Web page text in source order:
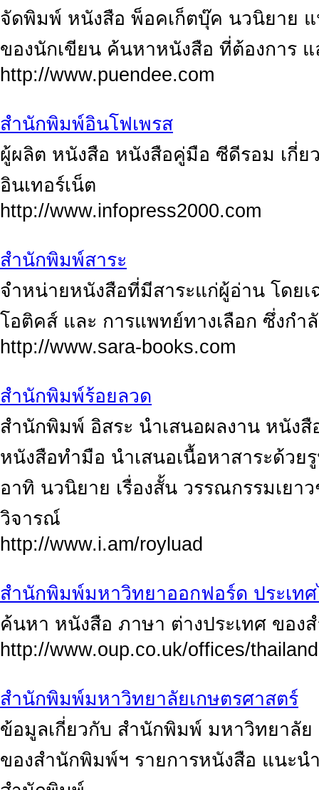
จัดพิมพ์ หนังสือ พ็อคเก็ตบุ๊ค นวนิยาย
ของนักเขียน ค้นหาหนังสือ ที่ต้องการ
http://www.puendee.com
สำนักพิมพ์อินโฟเพรส
ผู้ผลิต หนังสือ หนังสือคู่มือ ซีดีรอม เกี่ย
อินเทอร์เน็ต
http://www.infopress2000.com
สำนักพิมพ์สาระ
จำหน่ายหนังสือที่มีสาระแก่ผู้อ่าน โดย
โอติคส์ และ การแพทย์ทางเลือก ซึ่งก
http://www.sara-books.com
สำนักพิมพ์ร้อยลวด
สำนักพิมพ์ อิสระ นำเสนอผลงาน หนัง
หนังสือทำมือ นำเสนอเนื้อหาสาระด้วย
อาทิ นวนิยาย เรื่องสั้น วรรณกรรมเย
วิจารณ์
http://www.i.am/royluad
สำนักพิมพ์มหาวิทยาออกฟอร์ด ประเท
ค้นหา หนังสือ ภาษา ต่างประเทศ ของ
http://www.oup.co.uk/offices/thailand
สำนักพิมพ์มหาวิทยาลัยเกษตรศาสตร์
ข้อมูลเกี่ยวกับ สำนักพิมพ์ มหาวิทยาลั
ของสำนักพิมพ์ฯ รายการหนังสือ แนะน